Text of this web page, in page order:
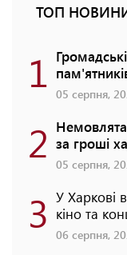
ТОП
1 05 серпня,
2 за гроші
05 серпня,
3 У Харкові
кіно та
06 серпня,